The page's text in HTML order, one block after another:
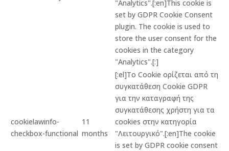
"Analytics".[:en]This cookie is
set by GDPR Cookie Consent
plugin. The cookie is used to
store the user consent for the
cookies in the category
"Analytics".[:]
cookielawinfo-
checkbox-functional
11
months
[:el]Το Cookie ορίζεται από τη
συγκατάθεση Cookie GDPR
για την καταγραφή της
συγκατάθεσης χρήστη για τα
cookies στην κατηγορία
"Λειτουργικό".[:en]The cookie
is set by GDPR cookie consent